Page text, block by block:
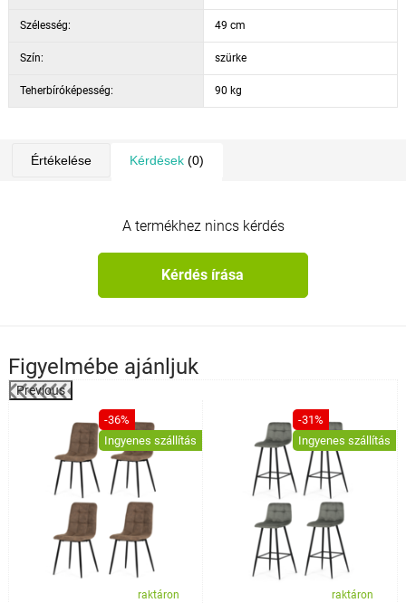
Szélesség: 49 cm
Szín: szürke
Teherbíróképesség: 90 kg
Értékelése Kérdések(0)
A termékhez nincs kérdés
Kérdés írása
Figyelmébe ajánljuk
Previous
-36%
Ingyenes szállítás
raktáron
-31%
Ingyenes szállítás
raktáron